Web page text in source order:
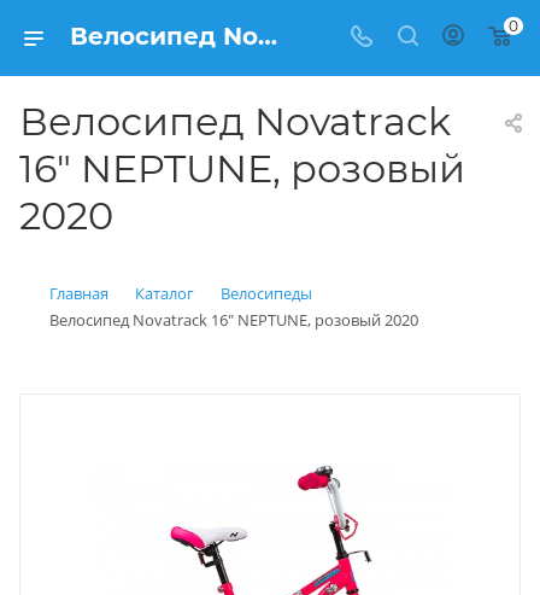
Велосипед Novatrack 16" NEPTUNE, розовый 2020 купить: цена 7 700 рублей в Балашихе | Интернет магазин Вело150 0
Велосипед Novatrack
16" NEPTUNE, розовый
2020
Главная Каталог
Велосипеды
Велосипед Novatrack 16" NEPTUNE, розовый 2020